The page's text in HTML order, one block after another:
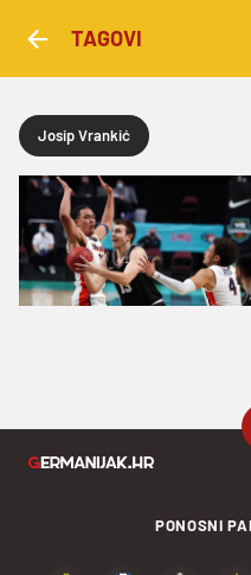
TAGOVI
Josip Vrankić
PONOSNI